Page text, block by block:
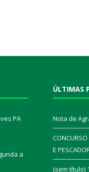
PA
a
ÚLTIMAS
Nota de
CONCURSO
E
(sem título)